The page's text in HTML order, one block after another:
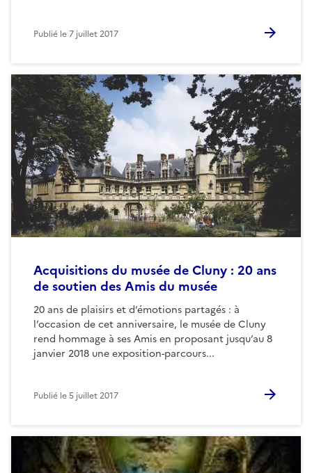
Publié le7 juillet 2017
Acquisitions du musée de Cluny : 20 ans
de soutien des Amis du musée
20 ans de plaisirs et d’émotions partagés : à
l’occasion de cet anniversaire, le musée de Cluny
rend hommage à ses Amis en proposant jusqu’au 8
janvier 2018 une exposition-parcours...
Publié le5 juillet 2017